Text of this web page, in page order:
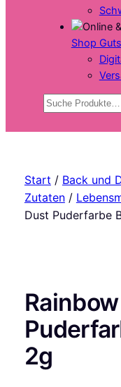
Shop
Suchen
Start / Back und
Zutaten/
Dust Puderfarbe
2g